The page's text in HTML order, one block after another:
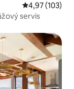
Priemerné
4,97 (103)
servis